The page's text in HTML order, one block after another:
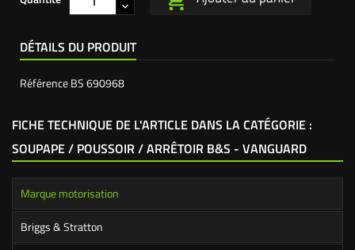
DÉTAILS DU PRODUIT
RéférenceBS 690968
FICHE TECHNIQUE DE L'ARTICLE DANS LA CATÉGORIE :
SOUPAPE / POUSSOIR / ARRÊTOIR B&S - VANGUARD
Marque motorisation
Briggs & Stratton